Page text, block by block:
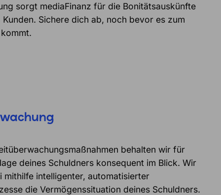
sorgt mediaFinanz für die Bonitätsauskünfte
Sichere dich ab, noch bevor es zum
behalten wir für
deines Schuldners konsequent im Blick. Wir
mithilfe intelligenter, automatisierter
die Vermögenssituation deines Schuldners.